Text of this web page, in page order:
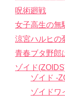
呪術廻戦
女子高生の無
涼宮ハルヒの
青春ブタ野郎
ゾイド
ゾイド -
ゾイドワ